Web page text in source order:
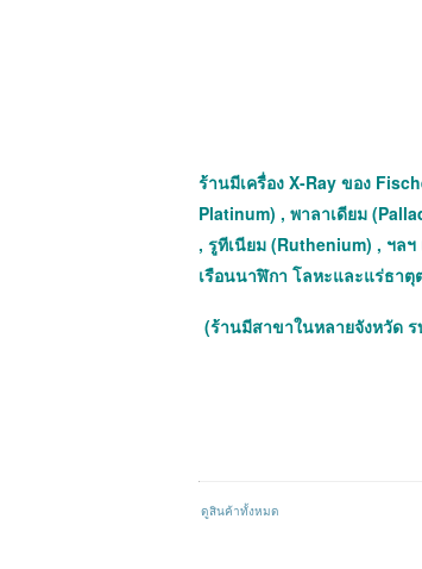
ร้านมีเครื่อง X-Ray ของ
Platinum) , พาลาเดียม
, รูทีเนียม (Ruthenium) , ฯล
เรือนนาฬิกา โลหะและแร่ธาตุ
(ร้านมีสาขาในหลายจังหวัด
ดูสินค้าทั้งหมด